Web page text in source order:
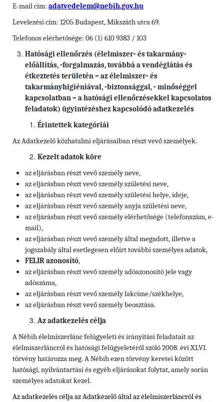
E-mail cím: adatvedelem@nebih.gov.hu
Levelezési cím: 1205 Budapest, Mikszáth utca 69.
Telefonos elérhetősége: 06 (1) 610 9383 / 103
Hatósági ellenőrzés (élelmiszer- és takarmány-
előállítás, -forgalmazás, továbbá a vendéglátás és
étkeztetés területén – az élelmiszer- és
takarmányhigiéniával, -biztonsággal, - minőséggel
kapcsolatban – a hatósági ellenőrzésekkel kapcsolatos
feladatok) ügyintézéshez kapcsolódó adatkezelés
Érintettek kategóriái
Az Adatkezelő közhatalmi eljárásaiban részt vevő személyek.
Kezelt adatok köre
az eljárásban részt vevő személy neve,
az eljárásban részt vevő személy születési neve,
az eljárásban részt vevő személy születési helye, ideje,
az eljárásban részt vevő személy anyja születési neve,
az eljárásban részt vevő személy elérhetősége (telefonszám, e-
mail),
az eljárásban részt vevő személy által megadott, illetve a
jogszabály által esetlegesen előírt további személyes adatok,
FELIR azonosító,
az eljárásban részt vevő személyadóazonosító jele vagy
adószáma,
az eljárásban részt vevő személylakcíme/székhelye,
az eljárásban részt vevő személybeosztása.
Az adatkezelés célja
A Nébih élelmiszerlánc felügyeleti és irányítási feladatait az
élelmiszerláncról és hatósági felügyeletéről szóló 2008. évi XLVI.
törvény határozza meg. A Nébih ezen törvény keretei között
hatósági, nyilvántartási és egyéb eljárásokat folytat, amely során
személyes adatokat kezel.
Az adatkezelés célja az Adatkezelő által az élelmiszerláncról és